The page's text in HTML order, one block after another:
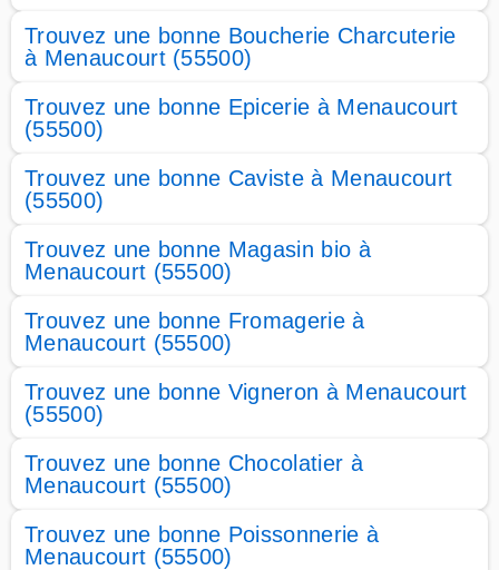
Trouvez une bonne Boucherie Charcuterie
à Menaucourt (55500)
Trouvez une bonne Epicerie à Menaucourt
(55500)
Trouvez une bonne Caviste à Menaucourt
(55500)
Trouvez une bonne Magasin bio à
Menaucourt (55500)
Trouvez une bonne Fromagerie à
Menaucourt (55500)
Trouvez une bonne Vigneron à Menaucourt
(55500)
Trouvez une bonne Chocolatier à
Menaucourt (55500)
Trouvez une bonne Poissonnerie à
Menaucourt (55500)